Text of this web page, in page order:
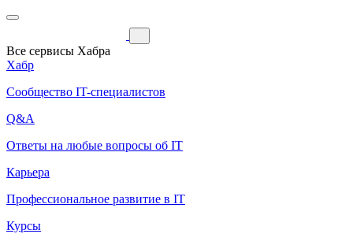
Все сервисы Хабра
Хабр
Сообщество IT-специалистов
Q&A
Ответы на любые вопросы об IT
Карьера
Профессиональное развитие в IT
Курсы